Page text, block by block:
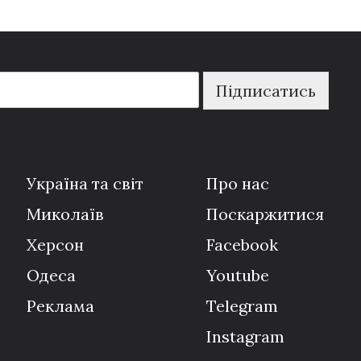
Підписатись
Україна та світ
Миколаїв
Херсон
Одеса
Реклама
Про нас
Поскаржитися
Facebook
Youtube
Telegram
Instagram